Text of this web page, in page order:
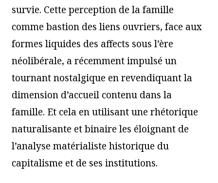
survie. Cette perception de la famille
comme bastion des liens ouvriers, face aux
formes liquides des affects sous l’ère
néolibérale, a récemment impulsé un
tournant nostalgique en revendiquant la
dimension d’accueil contenu dans la
famille. Et cela en utilisant une rhétorique
naturalisante et binaire les éloignant de
l’analyse matérialiste historique du
capitalisme et de ses institutions.